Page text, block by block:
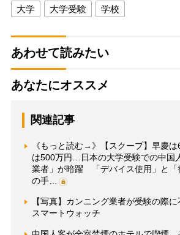
大学 大学受験 学校
あわせて読みたい
あなたにオススメ
関連記事
《もっと読む→》【スクープ】早慶
は500万円…日本の大学受験での中国
業者」が暗躍 「デバイス使用」と「
の手…
【写真】カンニング業者が受験の際
スマートウォッチ